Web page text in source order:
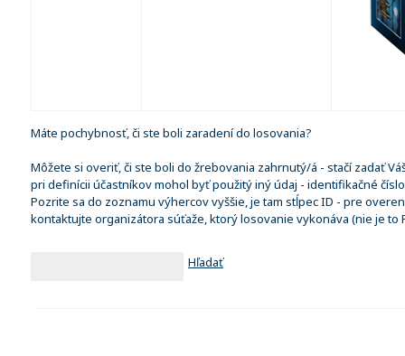
Máte pochybnosť, či ste boli zaradení do losovania?
Môžete si overiť, či ste boli do žrebovania zahrnutý/á - stačí zadať
pri definícii účastníkov mohol byť použitý iný údaj - identifikačné
Pozrite sa do zoznamu výhercov vyššie, je tam stĺpec ID - pre
kontaktujte organizátora súťaže, ktorý losovanie vykonáva (nie je to
Hľadať